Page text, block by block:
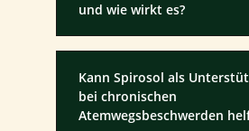
und wie wirkt es?
Kann Spirosol als
bei chronischen
Atemwegsbeschwerden